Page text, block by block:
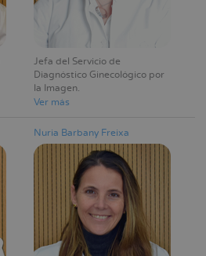
Jefa del Servicio de
Diagnóstico Ginecológico por
la Imagen
Ver más
Nuria Barbany Freixa